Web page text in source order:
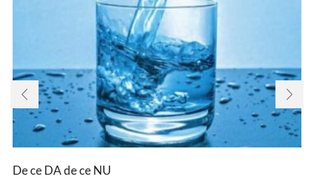
De ce DA de ce NU